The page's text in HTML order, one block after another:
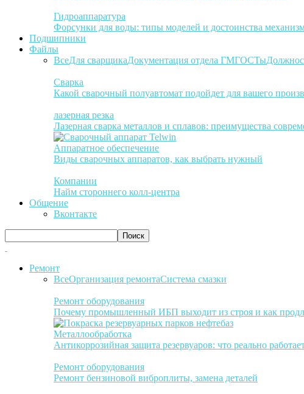
Гидроаппаратура
Форсунки для воды: типы моделей и достоинства
Подшипники
Файлы
ВсеДля сварщикаДокументация отдела ГМГОСТы
Сварка
Какой сварочный полуавтомат подойдет для вашего
лазерная резка
Лазерная сварка металлов и сплавов: преимущества
Аппаратное обеспечение
Виды сварочных аппаратов, как выбрать нужный
Компании
Найм стороннего колл-центра
Общение
Вконтакте
Ремонт
ВсеОрганизация ремонтаСистема смазки
Ремонт оборудования
Почему промышленный ИБП выходит из строя и как
Металлообработка
Антикоррозийная защита резервуаров: что реально
Ремонт оборудования
Ремонт бензиновой виброплиты, замена деталей